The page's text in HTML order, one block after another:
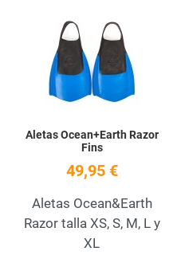
Add to Wishlist
Quick View
Aletas Ocean+Earth Razor
Fins
49,95 €
Aletas Ocean&Earth
Razor talla XS, S, M, L y
XL